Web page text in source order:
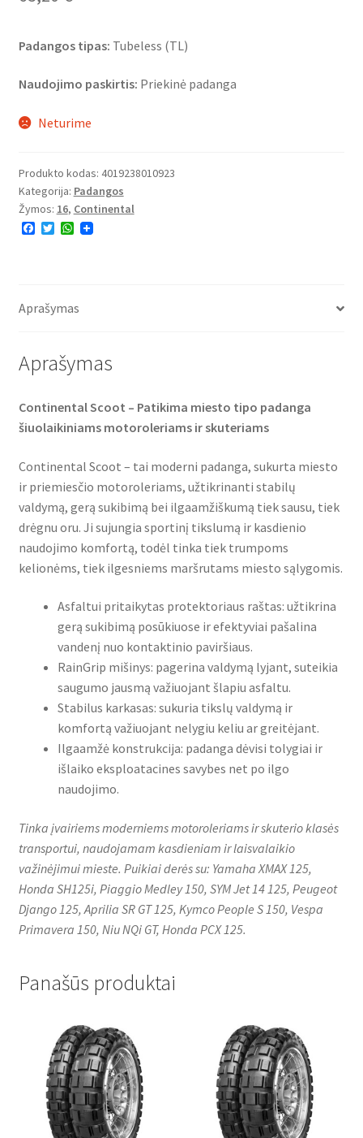
Padangos tipas: Tubeless (TL)
Naudojimo paskirtis: Priekinė padanga
Neturime
Produkto kodas: 4019238010923
Kategorija: Padangos
Žymos: 16, Continental
F
o
T
r
W
p
Aprašymas
Aprašymas
Continental Scoot – Patikima miesto tipo padanga
šiuolaikiniams motoroleriams ir skuteriams
Continental Scoot – tai moderni padanga, sukurta miesto
ir priemiesčio motoroleriams, užtikrinanti stabilų
valdymą, gerą sukibimą bei ilgaamžiškumą tiek sausu, tiek
drėgnu oru. Ji sujungia sportinį tikslumą ir kasdienio
naudojimo komfortą, todėl tinka tiek trumpoms
kelionėms, tiek ilgesniems maršrutams miesto sąlygomis.
Asfaltui pritaikytas protektoriaus raštas: užtikrina
gerą sukibimą posūkiuose ir efektyviai pašalina
vandenį nuo kontaktinio paviršiaus.
RainGrip mišinys: pagerina valdymą lyjant, suteikia
saugumo jausmą važiuojant šlapiu asfaltu.
Stabilus karkasas: sukuria tikslų valdymą ir
komfortą važiuojant nelygiu keliu ar greitėjant.
Ilgaamžė konstrukcija: padanga dėvisi tolygiai ir
išlaiko eksploatacines savybes net po ilgo
naudojimo.
Tinka įvairiems moderniems motoroleriams ir skuterio klasės
transportui, naudojamam kasdieniam ir laisvalaikio
važinėjimui mieste. Puikiai derės su: Yamaha XMAX 125,
Honda SH125i, Piaggio Medley 150, SYM Jet 14 125, Peugeot
Django 125, Aprilia SR GT 125, Kymco People S 150, Vespa
Primavera 150, Niu NQi GT, Honda PCX 125.
Panašūs produktai